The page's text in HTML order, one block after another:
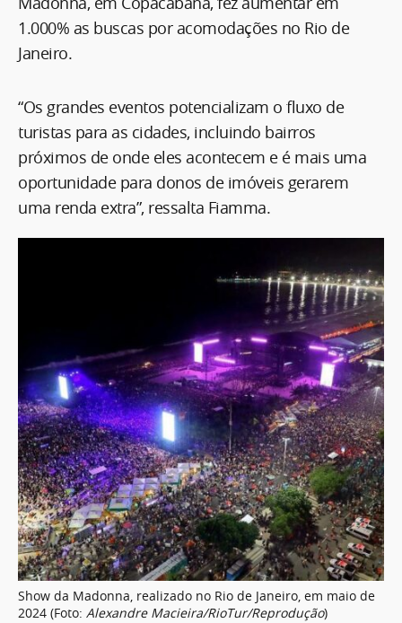
1.000% as buscas por acomodações no Rio de
Janeiro.
“Os grandes eventos potencializam o fluxo de
turistas para as cidades, incluindo bairros
próximos de onde eles acontecem e é mais uma
oportunidade para donos de imóveis gerarem
uma renda extra”, ressalta Fiamma.
Show da Madonna, realizado no Rio de Janeiro, em maio de
2024 (Foto: Alexandre Macieira/RioTur/Reprodução)